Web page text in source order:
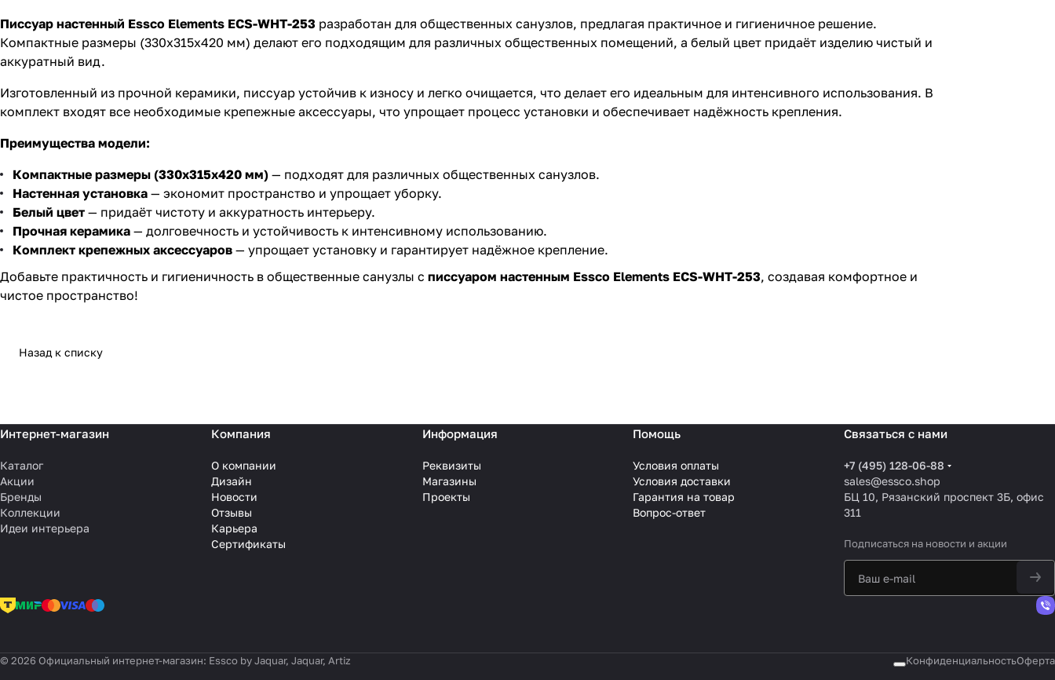
Писсуар настенный Essco Elements ECS-WHT-253 разработан для общественных санузлов, предлагая практичное и гигиеничное решение.
Компактные размеры (330x315x420 мм) делают его подходящим для различных общественных помещений, а белый цвет придаёт изделию чистый и
аккуратный вид.
Изготовленный из прочной керамики, писсуар устойчив к износу и легко очищается, что делает его идеальным для интенсивного использования. В
комплект входят все необходимые крепежные аксессуары, что упрощает процесс установки и обеспечивает надёжность крепления.
Преимущества модели:
Компактные размеры (330x315x420 мм) — подходят для различных общественных санузлов.
Настенная установка — экономит пространство и упрощает уборку.
Белый цвет — придаёт чистоту и аккуратность интерьеру.
Прочная керамика — долговечность и устойчивость к интенсивному использованию.
Комплект крепежных аксессуаров — упрощает установку и гарантирует надёжное крепление.
Добавьте практичность и гигиеничность в общественные санузлы с писсуаром настенным Essco Elements ECS-WHT-253, создавая комфортное и
чистое пространство!
Назад к списку
Интернет-магазин
Каталог
Акции
Бренды
Коллекции
Идеи интерьера
Компания
О компании
Дизайн
Новости
Отзывы
Карьера
Сертификаты
Информация
Реквизиты
Магазины
Проекты
Помощь
Условия оплаты
Условия доставки
Гарантия на товар
Вопрос-ответ
Связаться с нами
+7 (495) 128-06-88
sales@essco.shop
БЦ 10, Рязанский проспект 3Б, офис
311
Подписаться на новости и акции
© 2026 Официальный интернет-магазин: Essco by Jaquar, Jaquar, Artiz КонфиденциальностьОферта